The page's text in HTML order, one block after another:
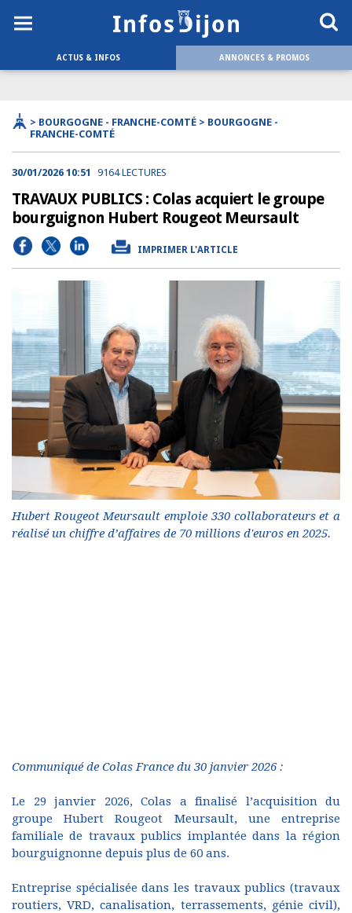
ACTUS & INFOS ANNONCES & PROMOS
> BOURGOGNE - FRANCHE-COMTÉ > BOURGOGNE -
FRANCHE-COMTÉ
30/01/2026 10:51 9164 LECTURES
TRAVAUX PUBLICS : Colas acquiert le groupe
bourguignon Hubert Rougeot Meursault
IMPRIMER L'ARTICLE
Hubert Rougeot Meursault emploie 330 collaborateurs et a
réalisé un chiffre d’affaires de 70 millions d'euros en 2025.
Communiqué de Colas France du 30 janvier 2026 :
Le 29 janvier 2026, Colas a finalisé l’acquisition du
groupe Hubert Rougeot Meursault, une entreprise
familiale de travaux publics implantée dans la région
bourguignonne depuis plus de 60 ans.
Entreprise spécialisée dans les travaux publics (travaux
routiers, VRD, canalisation, terrassements, génie civil),